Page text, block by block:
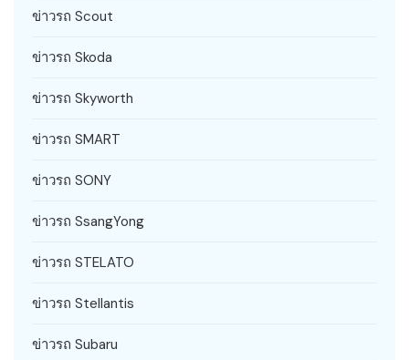
ข่าวรถ Scout
ข่าวรถ Skoda
ข่าวรถ Skyworth
ข่าวรถ SMART
ข่าวรถ SONY
ข่าวรถ SsangYong
ข่าวรถ STELATO
ข่าวรถ Stellantis
ข่าวรถ Subaru